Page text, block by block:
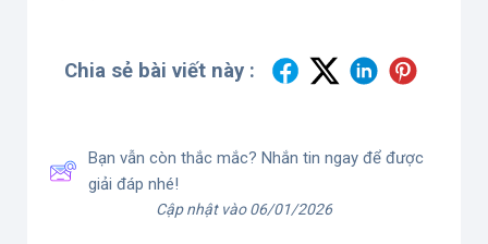
Chia sẻ bài viết này :
Bạn vẫn còn thắc mắc? Nhắn tin ngay để được
giải đáp nhé!
Cập nhật vào 06/01/2026